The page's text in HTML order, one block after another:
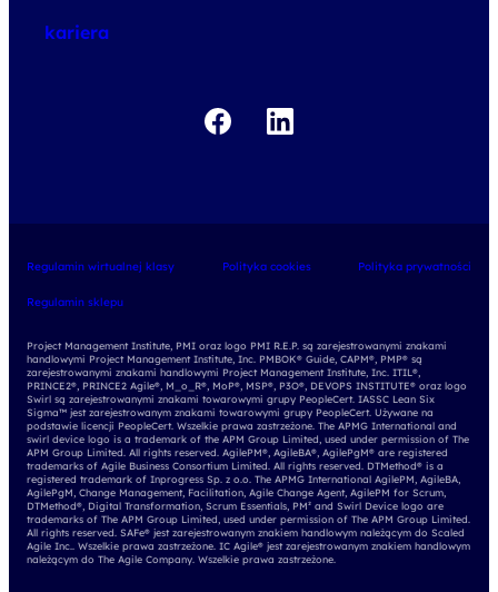
kariera
Regulamin wirtualnej klasy Polityka cookies Polityka prywatności
Regulamin sklepu
Project Management Institute, PMI oraz logo PMI R.E.P. są zarejestrowanymi znakami
handlowymi Project Management Institute, Inc. PMBOK® Guide, CAPM®, PMP® są
zarejestrowanymi znakami handlowymi Project Management Institute, Inc. ITIL®,
PRINCE2®, PRINCE2 Agile®, M_o_R®, MoP®, MSP®, P3O®, DEVOPS INSTITUTE® oraz logo
Swirl są zarejestrowanymi znakami towarowymi grupy PeopleCert. IASSC Lean Six
Sigma™ jest zarejestrowanym znakami towarowymi grupy PeopleCert. Używane na
podstawie licencji PeopleCert. Wszelkie prawa zastrzeżone. The APMG International and
swirl device logo is a trademark of the APM Group Limited, used under permission of The
APM Group Limited. All rights reserved. AgilePM®, AgileBA®, AgilePgM® are registered
trademarks of Agile Business Consortium Limited. All rights reserved. DTMethod® is a
registered trademark of Inprogress Sp. z o.o. The APMG International AgilePM, AgileBA,
AgilePgM, Change Management, Facilitation, Agile Change Agent, AgilePM for Scrum,
DTMethod®, Digital Transformation, Scrum Essentials, PM² and Swirl Device logo are
trademarks of The APM Group Limited, used under permission of The APM Group Limited.
All rights reserved. SAFe® jest zarejestrowanym znakiem handlowym należącym do Scaled
Agile Inc.. Wszelkie prawa zastrzeżone. IC Agile® jest zarejestrowanym znakiem handlowym
należącym do The Agile Company. Wszelkie prawa zastrzeżone.